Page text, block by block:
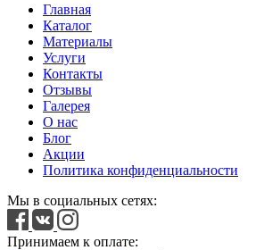
Главная
Каталог
Материалы
Услуги
Контакты
Отзывы
Галерея
О нас
Блог
Акции
Политика конфиденциальности
Мы в социальных сетях:
Принимаем к оплате: